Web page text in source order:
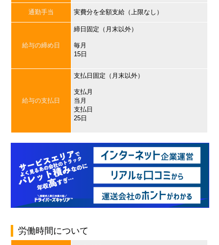
通勤手当 実費分を全額支給（上限なし）
給与の締め日
締日固定（月末以外）
毎月
15日
給与の支払日
支払日固定（月末以外）
支払月
当月
支払日
25日
労働時間について